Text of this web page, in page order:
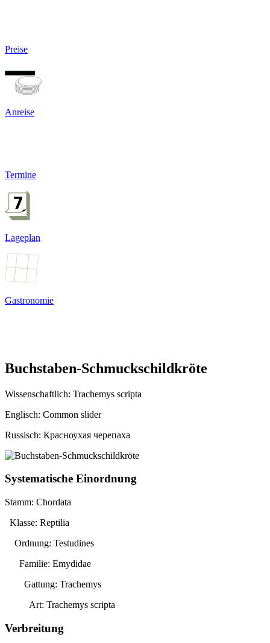
Preise
Anreise
Termine
Lageplan
Gastronomie
Buchstaben-Schmuckschildkröte
Wissenschaftlich: Trachemys scripta
Englisch: Common slider
Russisch: Красноухая черепаха
Systematische Einordnung
Stamm: Chordata
Klasse: Reptilia
Ordnung: Testudines
Familie: Emydidae
Gattung: Trachemys
Art: Trachemys scripta
Verbreitung